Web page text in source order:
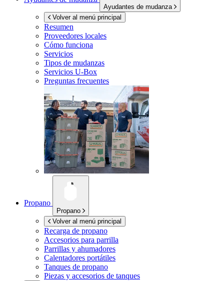
Ayudantes de mudanza
Volver al menú principal
Resumen
Proveedores locales
Cómo funciona
Servicios
Tipos de mudanzas
Servicios U-Box
Preguntas frecuentes
Propano
Propano
Volver al menú principal
Recarga de propano
Accesorios para parrilla
Parrillas y ahumadores
Calentadores portátiles
Tanques de propano
Piezas y accesorios de tanques